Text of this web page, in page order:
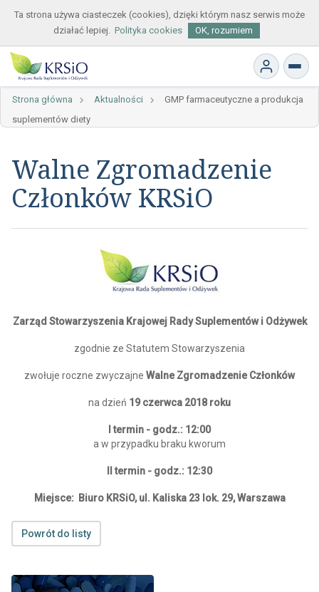
Ta strona używa ciasteczek (cookies), dzięki którym nasz serwis może
działać lepiej. Polityka cookies OK, rozumiem
Strona główna Aktualności
GMP farmaceutyczne a produkcja
suplementów diety
Walne Zgromadzenie
Członków KRSiO
Zarząd Stowarzyszenia Krajowej Rady Suplementów i Odżywek
zgodnie ze Statutem Stowarzyszenia
zwołuje roczne zwyczajne Walne Zgromadzenie Członków
na dzień 19 czerwca 2018 roku
I termin - godz.: 12:00
a w przypadku braku kworum
II termin - godz.: 12:30
Miejsce: Biuro KRSiO, ul. Kaliska 23 lok. 29, Warszawa
Powrót do listy